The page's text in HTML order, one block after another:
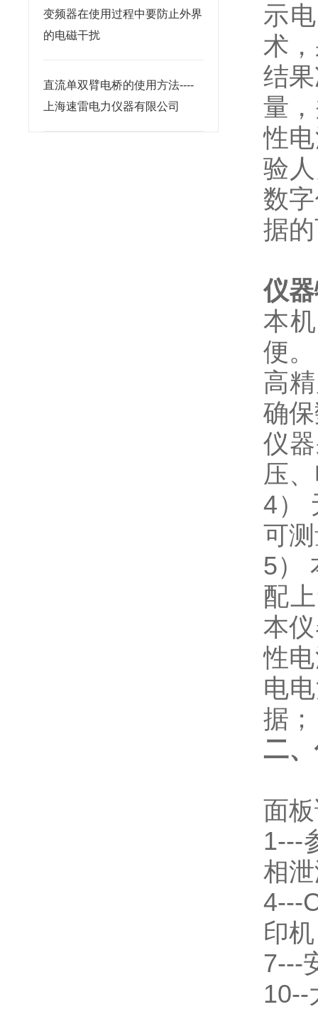
变频器在使用过程中要防止外界
的电磁干扰
直流单双臂电桥的使用方法----
上海速雷电力仪器有限公司
示
术
结
量
性
验
数
据
仪
本
便
高
确
仪
压
4）
可
5）
配
本
性
电
据；
二
面
1---
相
4---
印
7---
10--